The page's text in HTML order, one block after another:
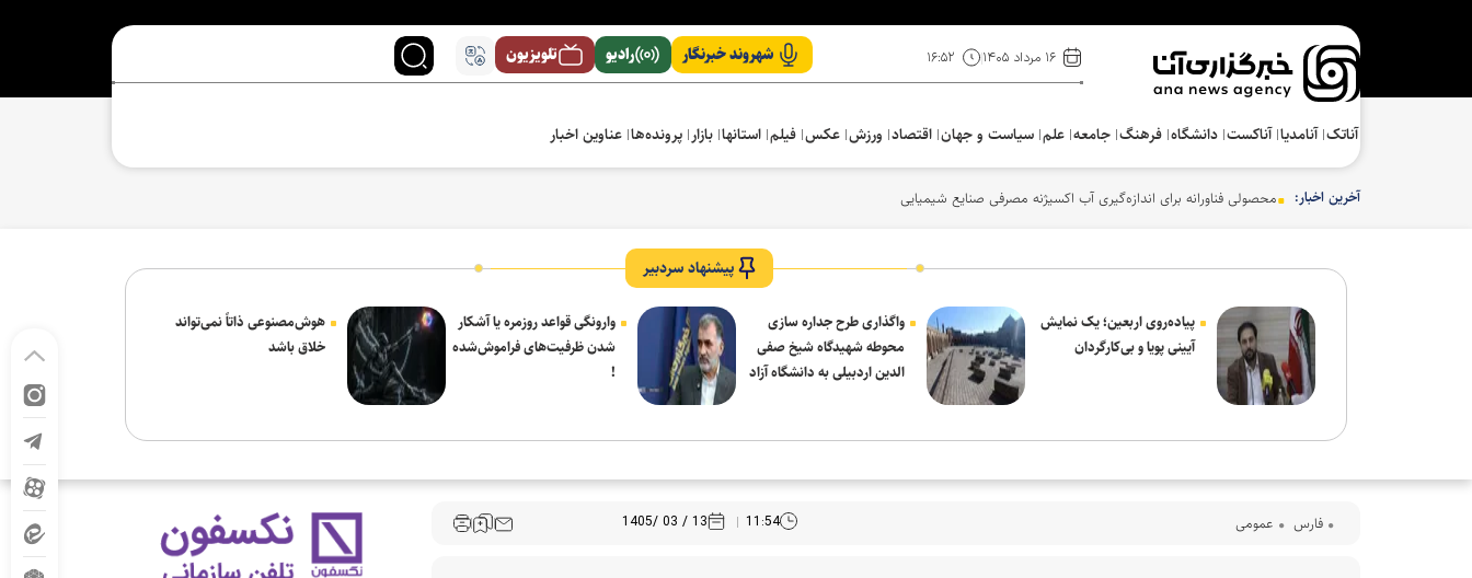
۱۶ مرداد ۱۴۰۵ ۱۶:۵۲ شهروند خبرنگار رادیو تلویزیون
آناتک آنامدیا آناکست دانشگاه فرهنگ‌ جامعه علم سیاست و جهان اقتصاد ورزش عکس فیلم استانها بازار پرونده‌ها عناوین اخبار
آخرین اخبار: محصولی فناورانه برای اندازه‌گیری آب اکسیژنه مصرفی صنایع شیمیایی
پیشنهاد سردبیر
پیاده‌روی اربعین؛ یک نمایش
آیینی پویا و بی‌کارگردان
واگذاری طرح جداره سازی
محوطه شهیدگاه شیخ صفی
الدین اردبیلی به دانشگاه آزاد
وارونگی قواعد روزمره یا آشکار
شدن ظرفیت‌های فراموش‌شده
!
هوش‌مصنوعی ذاتاً نمی‌تواند
خلاق باشد
فارس عمومی 11:54
13 / 03 /1405